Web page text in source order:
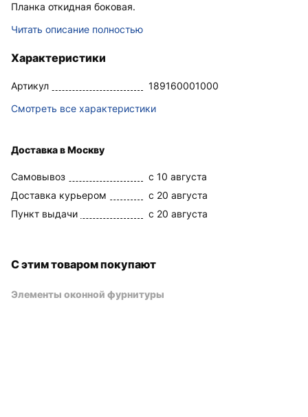
Планка откидная боковая.
Читать описание полностью
Характеристики
Артикул
189160001000
Смотреть все характеристики
Доставка в Москву
Самовывоз
c 10 августа
Доставка курьером
c 20 августа
Пункт выдачи
c 20 августа
С этим товаром покупают
Элементы оконной фурнитуры